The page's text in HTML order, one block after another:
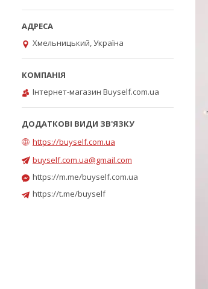
Хмельницький, Україна
Інтернет-магазин Buyself.com.ua
https://buyself.com.ua
buyself.com.ua@gmail.com
https://m.me/buyself.com.ua
https://t.me/buyself